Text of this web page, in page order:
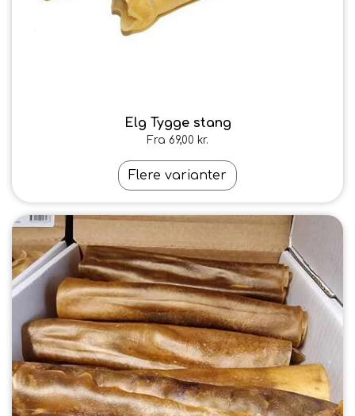
Elg Tygge stang
Fra 69,00 kr.
Flere varianter